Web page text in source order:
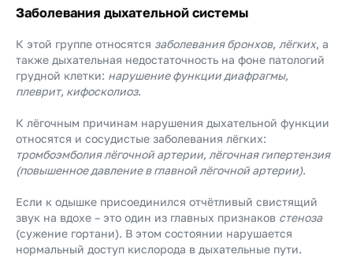
Заболевания дыхательной системы
К этой группе относятся заболевания бронхов, лёгких, а
также дыхательная недостаточность на фоне патологий
грудной клетки: нарушение функции диафрагмы,
плеврит, кифосколиоз.
К лёгочным причинам нарушения дыхательной функции
относятся и сосудистые заболевания лёгких:
тромбоэмболия лёгочной артерии, лёгочная гипертензия
(повышенное давление в главной лёгочной артерии).
Если к одышке присоединился отчётливый свистящий
звук на вдохе – это один из главных признаков стеноза
(сужение гортани). В этом состоянии нарушается
нормальный доступ кислорода в дыхательные пути.